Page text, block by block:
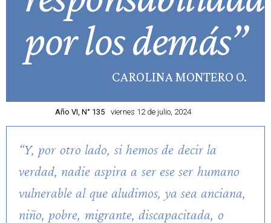
por los demás”
CAROLINA MONTERO O.
Año VI, N° 135 viernes 12 de julio, 2024
“Y, por otro lado, si hemos de decir la
verdad, nadie aspira a ser ese ser humano
vulnerable al que aludimos, ya sea anciana,
niño, pobre, migrante, discapacitada, o